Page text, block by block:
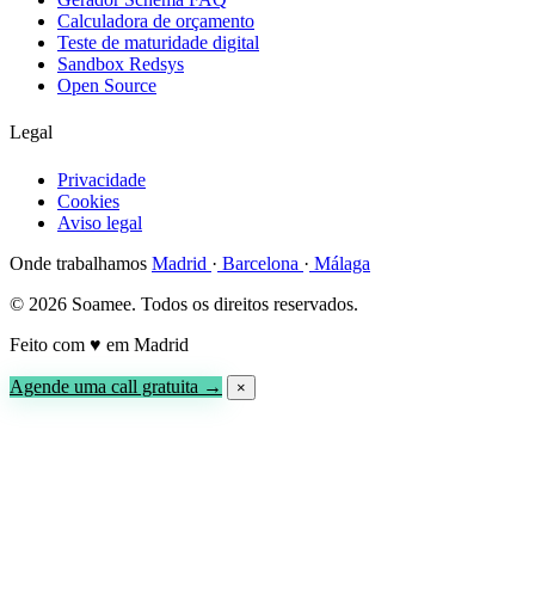
Calculadora de orçamento
Teste de maturidade digital
Sandbox Redsys
Open Source
Legal
Privacidade
Cookies
Aviso legal
Onde trabalhamos Madrid · Barcelona · Málaga
© 2026 Soamee. Todos os direitos reservados.
Feito com ♥ em Madrid
Agende uma call gratuita → ×